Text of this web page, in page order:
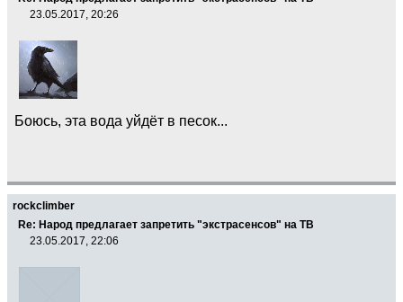
23.05.2017, 20:26
Боюсь, эта вода уйдёт в песок...
rockclimber
Re: Народ предлагает запретить "экстрасенсов" на ТВ
23.05.2017, 22:06